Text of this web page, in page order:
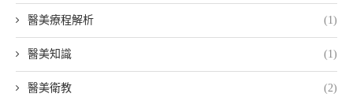
醫美療程解析 (1)
醫美知識 (1)
醫美衛教 (2)